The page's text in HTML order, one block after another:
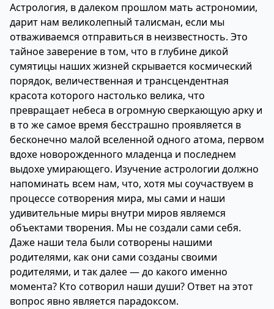
Астрология, в далеком прошлом мать астрономии,
дарит нам великолепный талисман, если мы
отваживаемся отправиться в неизвестность. Это
тайное заверение в том, что в глубине дикой
сумятицы наших жизней скрывается космический
порядок, величественная и трансцендентная
красота которого настолько велика, что
превращает небеса в огромную сверкающую арку и
в то же самое время бесстрашно проявляется в
бесконечно малой вселенной одного атома, первом
вдохе новорожденного младенца и последнем
выдохе умирающего. Изучение астрологии должно
напоминать всем нам, что, хотя мы соучаствуем в
процессе сотворения мира, мы сами и наши
удивительные миры внутри миров являемся
объектами творения. Мы не создали сами себя.
Даже наши тела были сотворены нашими
родителями, как они сами созданы своими
родителями, и так далее — до какого именно
момента? Кто сотворил наши души? Ответ на этот
вопрос явно является парадоксом.